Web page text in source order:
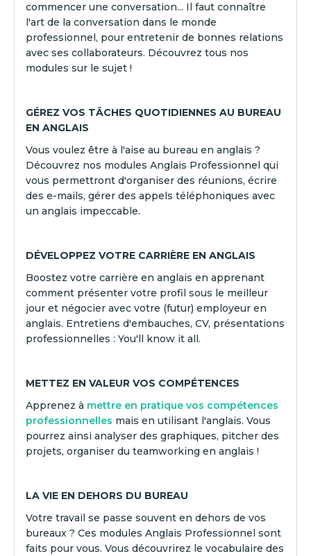
commencer une conversation... Il faut connaître
l'art de la conversation dans le monde
professionnel, pour entretenir de bonnes relations
avec ses collaborateurs. Découvrez tous nos
modules sur le sujet !
GÉREZ VOS TÂCHES QUOTIDIENNES AU BUREAU
EN ANGLAIS
Vous voulez être à l'aise au bureau en anglais ?
Découvrez nos modules Anglais Professionnel qui
vous permettront d'organiser des réunions, écrire
des e-mails, gérer des appels téléphoniques avec
un anglais impeccable.
DÉVELOPPEZ VOTRE CARRIÈRE EN ANGLAIS
Boostez votre carrière en anglais en apprenant
comment présenter votre profil sous le meilleur
jour et négocier avec votre (futur) employeur en
anglais. Entretiens d'embauches, CV, présentations
professionnelles : You'll know it all.
METTEZ EN VALEUR VOS COMPÉTENCES
Apprenez à mettre en pratique vos compétences
professionnelles mais en utilisant l'anglais. Vous
pourrez ainsi analyser des graphiques, pitcher des
projets, organiser du teamworking en anglais !
LA VIE EN DEHORS DU BUREAU
Votre travail se passe souvent en dehors de vos
bureaux ? Ces modules Anglais Professionnel sont
faits pour vous. Vous découvrirez le vocabulaire des